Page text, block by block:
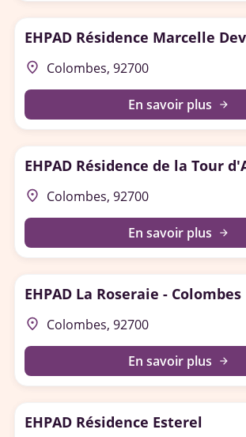
EHPAD Résidence Marcelle
place Colombes, 92700
En savoir plus arrow_forward
EHPAD Résidence de la Tour
place Colombes, 92700
En savoir plus arrow_forward
EHPAD La Roseraie - Colombes
place Colombes, 92700
En savoir plus arrow_forward
EHPAD Résidence Esterel